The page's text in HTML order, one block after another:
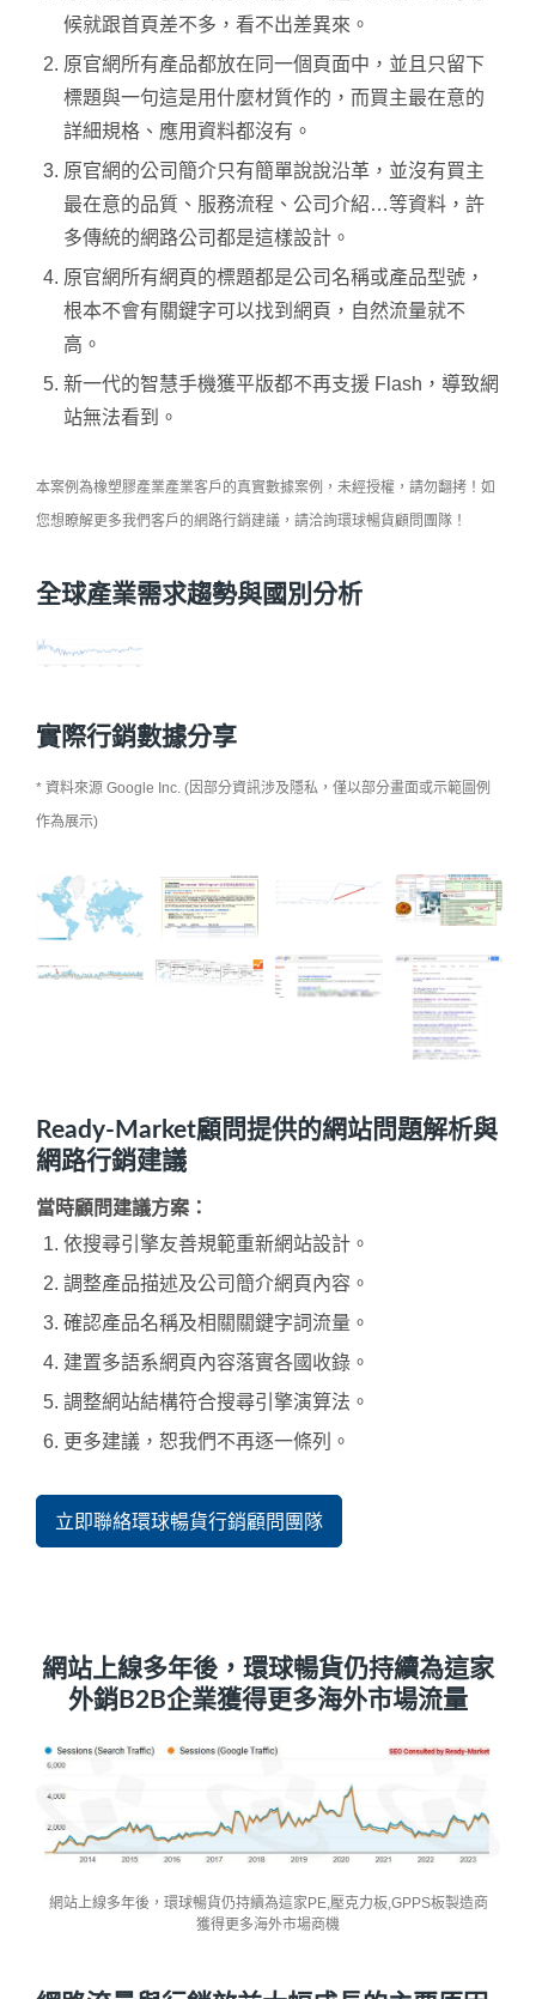
候就跟首頁差不多，看不出差異來。
原官網所有產品都放在同一個頁面中，並且只留下
標題與一句這是用什麼材質作的，而買主最在意的
詳細規格、應用資料都沒有。
原官網的公司簡介只有簡單說說沿革，並沒有買主
最在意的品質、服務流程、公司介紹…等資料，許
多傳統的網路公司都是這樣設計。
原官網所有網頁的標題都是公司名稱或產品型號，
根本不會有關鍵字可以找到網頁，自然流量就不
高。
新一代的智慧手機獲平版都不再支援 Flash，導致網
站無法看到。
本案例為橡塑膠產業產業客戶的真實數據案例，未經授權，請勿翻拷！如
您想瞭解更多我們客戶的網路行銷建議，請洽詢環球暢貨顧問團隊！
全球產業需求趨勢與國別分析
實際行銷數據分享
* 資料來源 Google Inc. (因部分資訊涉及隱私，僅以部分畫面或示範圖例
作為展示)
Ready-Market顧問提供的網站問題解析與
網路行銷建議
當時顧問建議方案：
依搜尋引擎友善規範重新網站設計。
調整產品描述及公司簡介網頁內容。
確認產品名稱及相關關鍵字詞流量。
建置多語系網頁內容落實各國收錄。
調整網站結構符合搜尋引擎演算法。
更多建議，恕我們不再逐一條列。
立即聯絡環球暢貨行銷顧問團隊
網站上線多年後，環球暢貨仍持續為這家
外銷B2B企業獲得更多海外市場流量
網站上線多年後，環球暢貨仍持續為這家PE,壓克力板,GPPS板製造商
獲得更多海外市場商機